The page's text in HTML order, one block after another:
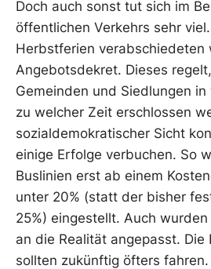
Doch auch sonst tut sich im
öffentlichen Verkehrs sehr
Herbstferien verabschiedeten
Angebotsdekret. Dieses
Gemeinden und Siedlungen
zu welcher Zeit erschlossen
sozialdemokratischer Sicht
einige Erfolge verbuchen. So
Buslinien erst ab einem
unter 20% (statt der bisher
25%) eingestellt. Auch
an die Realität angepasst. Die
sollten zukünftig öfters